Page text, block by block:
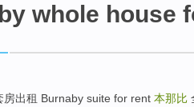
whole house
房出租 Burnaby suite for rent 本那比